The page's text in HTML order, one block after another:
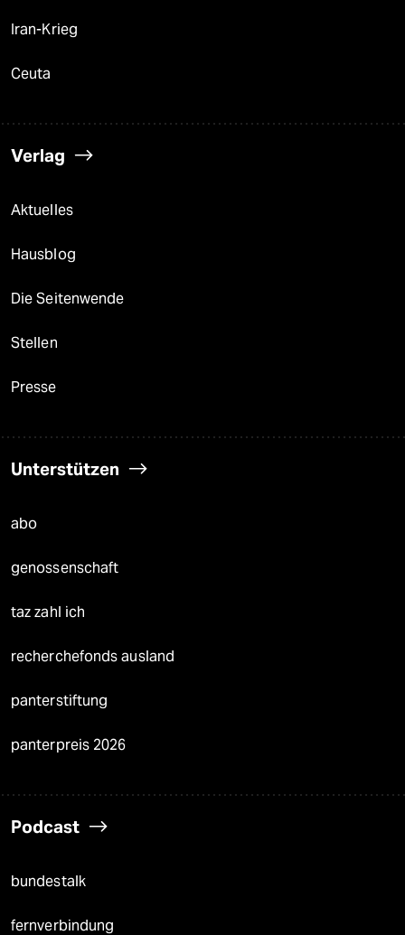
Iran-Krieg
Ceuta
Verlag
Aktuelles
Hausblog
Die Seitenwende
Stellen
Presse
Unterstützen
abo
genossenschaft
taz zahl ich
recherchefonds ausland
panterstiftung
panterpreis 2026
Podcast
bundestalk
fernverbindung